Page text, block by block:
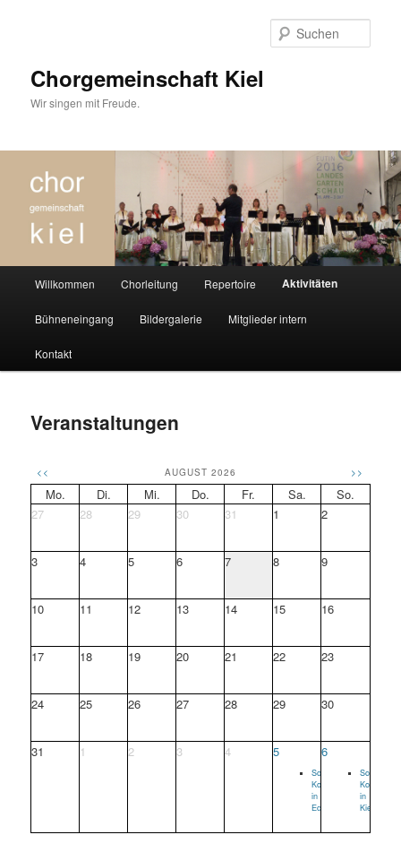
Chorgemeinschaft Kiel
Wir singen mit Freude.
Willkommen Chorleitung Repertoire Aktivitäten
Bühneneingang Bildergalerie Mitglieder intern
Kontakt
Veranstaltungen
<< AUGUST 2026 >>
Mo. Di. Mi. Do. Fr. Sa.
So.
27
28 29 30 31 1 2
3 4 5 6 7 8 9
10 11 12 13 14 15 16
17 18 19 20 21 22 23
24 25 26 27 28 29 30
31 1 2 3 4 5
Sommer-
Konzert
in
Eckernförde
6
Sommer-
Konzert
in
Kiel